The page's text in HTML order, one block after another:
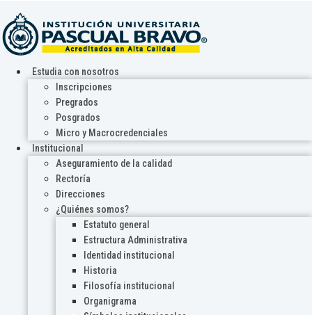
Estudia con nosotros
Inscripciones
Pregrados
Posgrados
Micro y Macrocredenciales
Institucional
Aseguramiento de la calidad
Rectoría
Direcciones
¿Quiénes somos?
Estatuto general
Estructura Administrativa
Identidad institucional
Historia
Filosofía institucional
Organigrama